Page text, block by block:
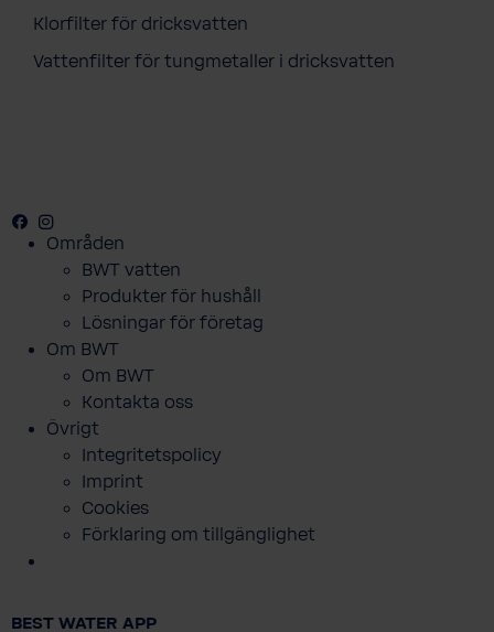
Balanced Alkalized Water filter 3-pack
349,00 SEK
leveranskostnader
Klorfilter för dricksvatten
Vattenfilter för tungmetaller i dricksvatten
Facebook
Youtube
Områden
BWT vatten
Produkter för hushåll
Lösningar för företag
Om BWT
Om BWT
Kontakta oss
Övrigt
Integritetspolicy
Imprint
Cookies
Förklaring om tillgänglighet
BEST WATER APP